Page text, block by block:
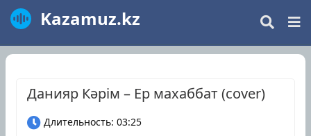
Kazamuz.kz
Данияр Кәрім – Ер махаббат (cover)
Длительность: 03:25